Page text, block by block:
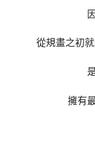
從規畫之初
擁有